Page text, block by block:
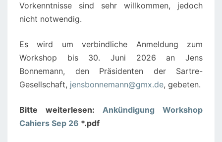
Vorkenntnisse sind sehr willkommen, jedoch
nicht notwendig.
Es wird um verbindliche Anmeldung zum
Workshop bis 30. Juni 2026 an Jens
Bonnemann, den Präsidenten der Sartre-
Gesellschaft, jensbonnemann@gmx.de, gebeten.
Bitte weiterlesen: Ankündigung Workshop
Cahiers Sep 26 *.pdf